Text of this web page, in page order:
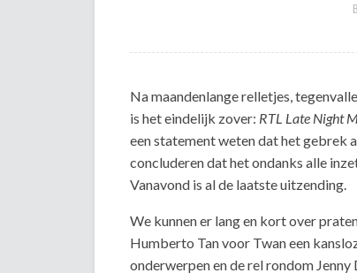
Na maandenlange relletjes,
is het eindelijk zover: RTL Late Night
een statement weten dat het gebrek
concluderen dat het ondanks alle
Vanavond is al de laatste uitzending.
We kunnen er lang en kort over
Humberto Tan voor Twan een
onderwerpen en de rel rondom Jenny